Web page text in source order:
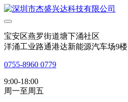
宝安区燕罗街道塘下涌社区
洋涌工业路通港达新能源汽车场9楼
0755-8960 0779
9:00-18:00
周一至周五